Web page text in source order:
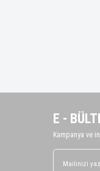
E -
Kampanya ve